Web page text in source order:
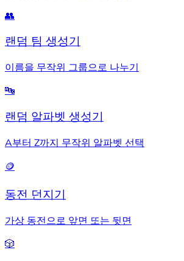
👥
랜덤 팀 생성기
이름을 무작위 그룹으로 나누기
🔤
랜덤 알파벳 생성기
A부터 Z까지 무작위 알파벳 선택
🪙
동전 던지기
가상 동전으로 앞면 또는 뒷면
🎲